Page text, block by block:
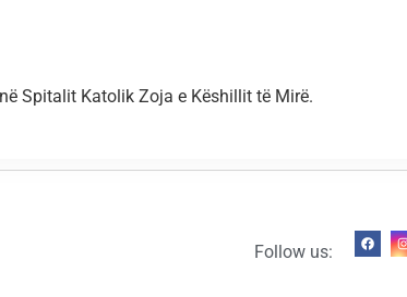
Spitalit Katolik Zoja e Këshillit të Mirë.
Follow us: